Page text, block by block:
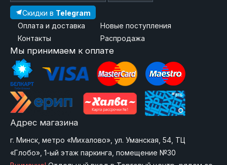
Скидки в Telegram
Оплата и доставка
Контакты
Новые поступления
Распродажа
Мы принимаем к оплате
Адрес магазина
г. Минск, метро «Михалово», ул. Уманская, 54, ТЦ
«Глобо», 1-ый этаж паркинга, помещение №30